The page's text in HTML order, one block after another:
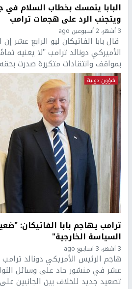
البابا يتمسك بخطاب السلام في
ويتجنب الرد على هجمات ترامب
3 أشهر، 2 أسبوعين ago
قال بابا الفاتيكان ليو الرابع عشر
الأميركي دونالد ترامب "لا يعنيه
بمواقف وانتقادات متكررة صدرت
شؤون دولية
ترامب يهاجم بابا الفاتيكان:
السياسة الخارجية"
3 أشهر، 3 أسابيع ago
هاجم الرئيس الأمريكي دونالد ترامب
عشر في منشور حاد على وسائل
تصعيد جديد للخلاف بين الجانبين